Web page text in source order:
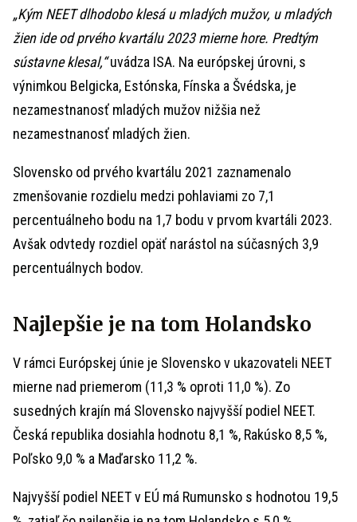
„Kým NEET dlhodobo klesá u mladých mužov, u mladých
žien ide od prvého kvartálu 2023 mierne hore. Predtým
sústavne klesal,“uvádza ISA. Na európskej úrovni, s
výnimkou Belgicka, Estónska, Fínska a Švédska, je
nezamestnanosť mladých mužov nižšia než
nezamestnanosť mladých žien.
Slovensko od prvého kvartálu 2021 zaznamenalo
zmenšovanie rozdielu medzi pohlaviami zo 7,1
percentuálneho bodu na 1,7 bodu v prvom kvartáli 2023.
Avšak odvtedy rozdiel opäť narástol na súčasných 3,9
percentuálnych bodov.
Najlepšie je na tom Holandsko
V rámci Európskej únie je Slovensko v ukazovateli NEET
mierne nad priemerom (11,3 % oproti 11,0 %). Zo
susedných krajín má Slovensko najvyšší podiel NEET.
Česká republika dosiahla hodnotu 8,1 %, Rakúsko 8,5 %,
Poľsko 9,0 % a Maďarsko 11,2 %.
Najvyšší podiel NEET v EÚ má Rumunsko s hodnotou 19,5